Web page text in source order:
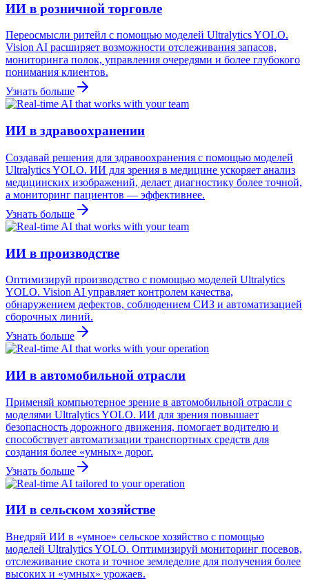
ИИ в розничной торговле
Переосмысли ритейл с помощью моделей Ultralytics YOLO.
Vision AI расширяет возможности отслеживания запасов,
мониторинга полок, управления очередями и более глубокого
понимания клиентов.
Узнать больше
ИИ в здравоохранении
Создавай решения для здравоохранения с помощью моделей
Ultralytics YOLO. ИИ для зрения в медицине ускоряет анализ
медицинских изображений, делает диагностику более точной,
а мониторинг пациентов — эффективнее.
Узнать больше
ИИ в производстве
Оптимизируй производство с помощью моделей Ultralytics
YOLO. Vision AI управляет контролем качества,
обнаружением дефектов, соблюдением СИЗ и автоматизацией
сборочных линий.
Узнать больше
ИИ в автомобильной отрасли
Применяй компьютерное зрение в автомобильной отрасли с
моделями Ultralytics YOLO. ИИ для зрения повышает
безопасность дорожного движения, помогает водителю и
способствует автоматизации транспортных средств для
создания более «умных» дорог.
Узнать больше
ИИ в сельском хозяйстве
Внедряй ИИ в «умное» сельское хозяйство с помощью
моделей Ultralytics YOLO. Оптимизируй мониторинг посевов,
отслеживание скота и точное земледелие для получения более
высоких и «умных» урожаев.